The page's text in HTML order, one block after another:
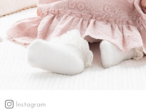
Instagram